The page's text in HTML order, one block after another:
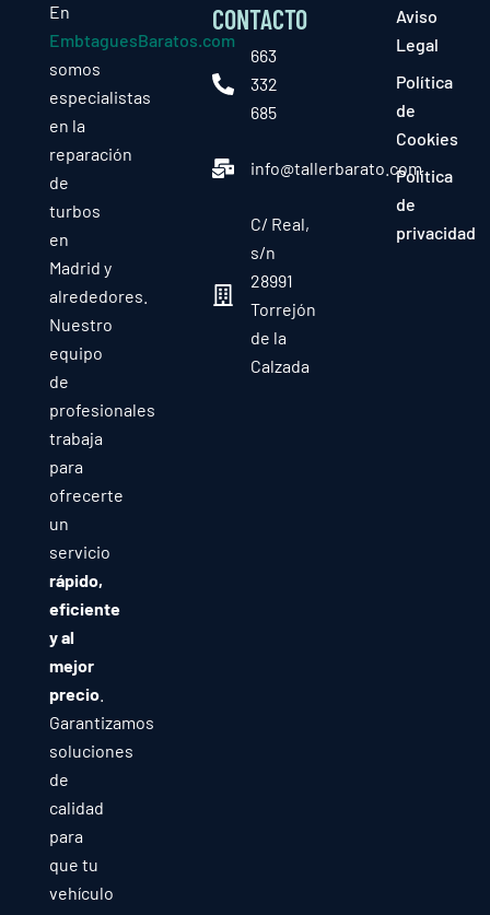
En
EmbtaguesBaratos.com
somos
especialistas
en la
reparación
de
turbos
en
Madrid y
alrededores.
Nuestro
equipo
de
profesionales
trabaja
para
ofrecerte
un
servicio
rápido,
eficiente
y al
mejor
precio.
Garantizamos
soluciones
de
calidad
para
que tu
vehículo
CONTACTO
663
332
685
info@tallerbarato.com
C/ Real,
s/n
28991
Torrejón
de la
Calzada
Aviso
Legal
Política
de
Cookies
Política
de
privacidad